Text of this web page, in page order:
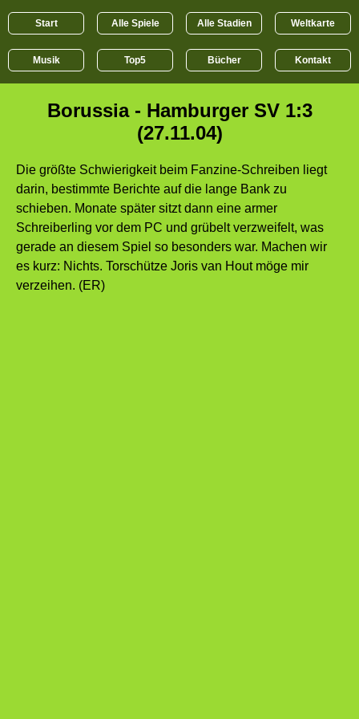
Start Alle Spiele Alle Stadien Weltkarte
Musik Top5 Bücher Kontakt
Borussia - Hamburger SV 1:3
(27.11.04)
Die größte Schwierigkeit beim Fanzine-Schreiben liegt
darin, bestimmte Berichte auf die lange Bank zu
schieben. Monate später sitzt dann eine armer
Schreiberling vor dem PC und grübelt verzweifelt, was
gerade an diesem Spiel so besonders war. Machen wir
es kurz: Nichts. Torschütze Joris van Hout möge mir
verzeihen. (ER)